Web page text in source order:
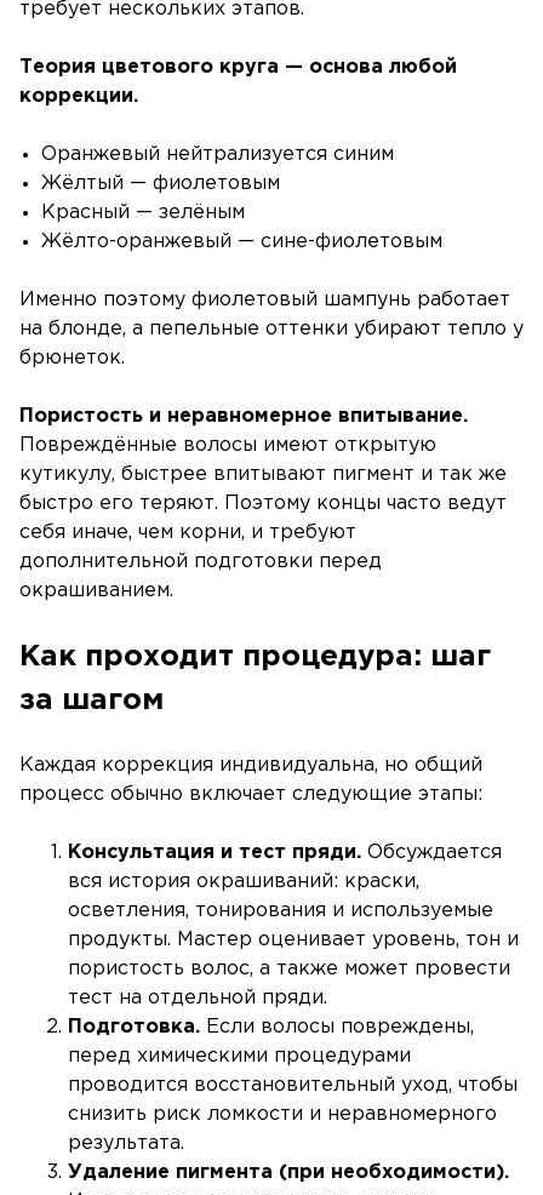
требует нескольких этапов.
Теория цветового круга — основа любой
коррекции.
Оранжевый нейтрализуется синим
Жёлтый — фиолетовым
Красный — зелёным
Жёлто-оранжевый — сине-фиолетовым
Именно поэтому фиолетовый шампунь работает
на блонде, а пепельные оттенки убирают тепло у
брюнеток.
Пористость и неравномерное впитывание.
Повреждённые волосы имеют открытую
кутикулу, быстрее впитывают пигмент и так же
быстро его теряют. Поэтому концы часто ведут
себя иначе, чем корни, и требуют
дополнительной подготовки перед
окрашиванием.
Как проходит процедура: шаг
за шагом
Каждая коррекция индивидуальна, но общий
процесс обычно включает следующие этапы:
Консультация и тест пряди. Обсуждается
вся история окрашиваний: краски,
осветления, тонирования и используемые
продукты. Мастер оценивает уровень, тон и
пористость волос, а также может провести
тест на отдельной пряди.
Подготовка. Если волосы повреждены,
перед химическими процедурами
проводится восстановительный уход, чтобы
снизить риск ломкости и неравномерного
результата.
Удаление пигмента (при необходимости).